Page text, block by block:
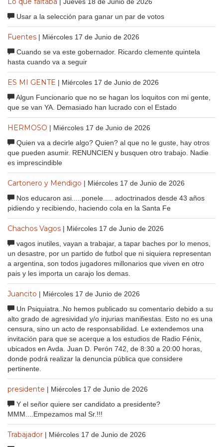
| Jueves 18 de Junio de 2026
Usar a la selección para ganar un par de votos
Fuentes | Miércoles 17 de Junio de 2026
Cuando se va este gobernador. Ricardo clemente quintela
hasta cuando va a seguir
ES MI GENTE | Miércoles 17 de Junio de 2026
Algun Funcionario que no se hagan los loquitos con mi gente,
que se van YA. Demasiado han lucrado con el Estado
HERMOSO | Miércoles 17 de Junio de 2026
Quien va a decirle algo? Quien? al que no le guste, hay otros
que pueden asumir. RENUNCIEN y busquen otro trabajo. Nadie
es imprescindible
Cartonero y Mendigo | Miércoles 17 de Junio de 2026
Nos educaron asi.....ponele..... adoctrinados desde 43 años
pidiendo y recibiendo, haciendo cola en la Santa Fe
Chachos Vagos | Miércoles 17 de Junio de 2026
vagos inutiles, vayan a trabajar, a tapar baches por lo menos,
un desastre, por un partido de futbol que ni siquiera representan
a argentina, son todos jugadores millonarios que viven en otro
pais y les importa un carajo los demas.
Juancito | Miércoles 17 de Junio de 2026
Un Psiquiatra..No hemos publicado su comentario debido a su
alto grado de agresividad y/o injurias manifiestas. Esto no es una
censura, sino un acto de responsabilidad. Le extendemos una
invitación para que se acerque a los estudios de Radio Fénix,
ubicados en Avda. Juan D. Perón 742, de 8:30 a 20:00 horas,
donde podrá realizar la denuncia pública que considere
pertinente.
presidente | Miércoles 17 de Junio de 2026
Y el señor quiere ser candidato a presidente?
MMM....Empezamos mal Sr.!!!
Trabajador | Miércoles 17 de Junio de 2026